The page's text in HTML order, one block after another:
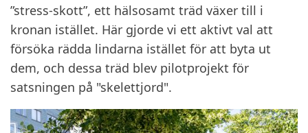
”stress-skott”, ett hälsosamt träd växer till i
kronan istället. Här gjorde vi ett aktivt val att
försöka rädda lindarna istället för att byta ut
dem, och dessa träd blev pilotprojekt för
satsningen på "skelettjord".